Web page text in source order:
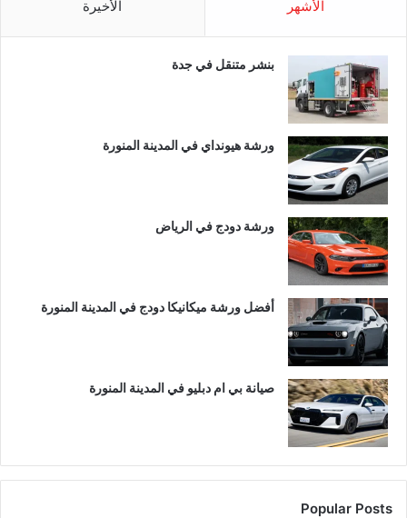
الأشهر الأخيرة
بنشر متنقل في جدة
ورشة هيونداي في المدينة المنورة
ورشة دودج في الرياض
أفضل ورشة ميكانيكا دودج في المدينة المنورة
صيانة بي ام دبليو في المدينة المنورة
Popular Posts